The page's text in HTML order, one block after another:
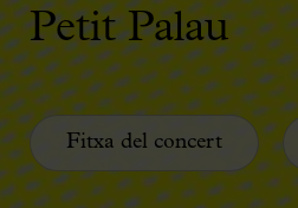
Petit Palau
Fitxa del concert